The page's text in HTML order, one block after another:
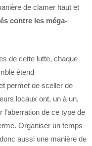
de clamer haut et
contre les méga-
de cette lutte, chaque
étend
permet de sceller de
locaux ont, un à un,
de ce type de
Organiser un temps
aussi une manière de